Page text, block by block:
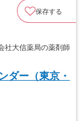
保存する
大信薬局の薬剤師
ダー（東京・